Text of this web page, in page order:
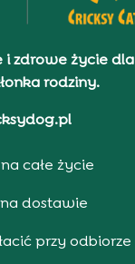
i zdrowe życie dla
rodziny.
całe życie
dostawie
przy odbiorze